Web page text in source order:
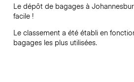
Le dépôt de bagages à
facile !
Le classement a été établi en
bagages les plus utilisées.